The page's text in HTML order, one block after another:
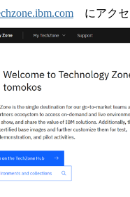
にアク